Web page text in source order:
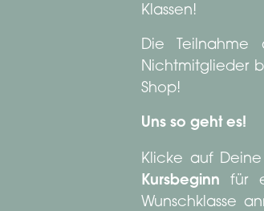
Klassen!
Die Teilnahme
Nichtmitglieder
Shop!
Uns so geht es!
Klicke auf
Kursbeginn für
Wunschklasse